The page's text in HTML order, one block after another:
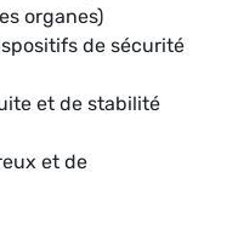
organes)
de sécurité
et de stabilité
et de